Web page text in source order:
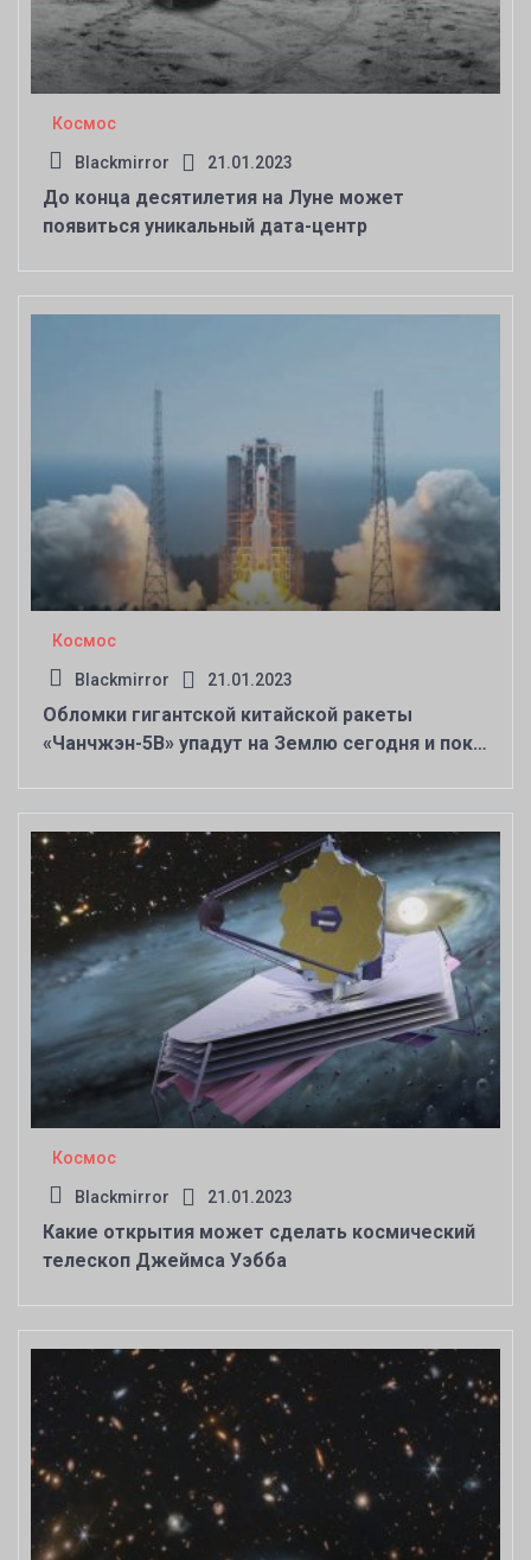
Космос
Blackmirror 21.01.2023
До конца десятилетия на Луне может
появиться уникальный дата-центр
Космос
Blackmirror 21.01.2023
Обломки гигантской китайской ракеты
«Чанчжэн-5B» упадут на Землю сегодня и пока
Космос
Blackmirror 21.01.2023
Какие открытия может сделать космический
телескоп Джеймса Уэбба